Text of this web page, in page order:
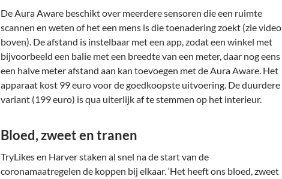
De Aura Aware beschikt over meerdere sensoren die een ruimte
scannen en weten of het een mens is die toenadering zoekt (zie video
boven). De afstand is instelbaar met een app, zodat een winkel met
bijvoorbeeld een balie met een breedte van een meter, daar nog eens
een halve meter afstand aan kan toevoegen met de Aura Aware. Het
apparaat kost 99 euro voor de goedkoopste uitvoering. De duurdere
variant (199 euro) is qua uiterlijk af te stemmen op het interieur.
Bloed, zweet en tranen
TryLikes en Harver staken al snel na de start van de
coronamaatregelen de koppen bij elkaar. ‘Het heeft ons bloed, zweet